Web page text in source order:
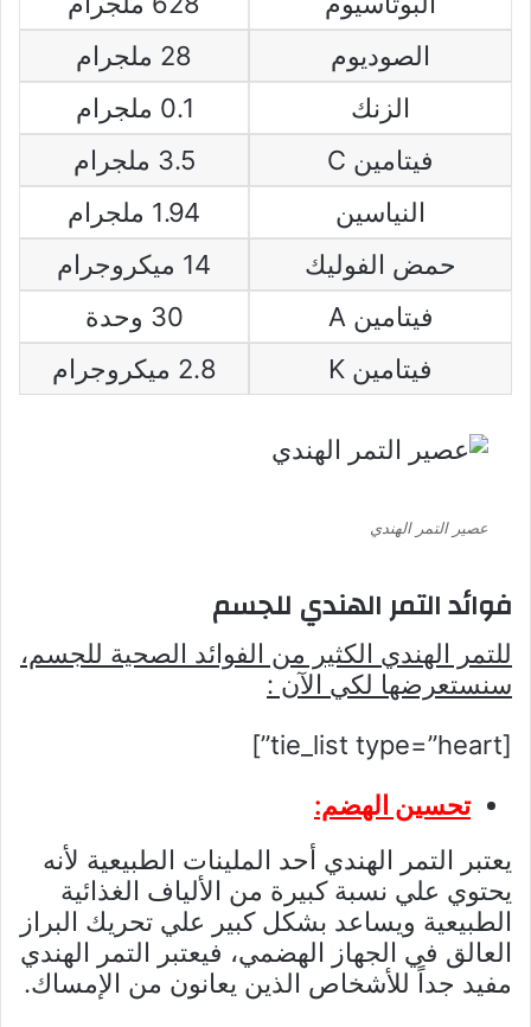
الصوديوم
28 ملجرام
الزنك
0.1 ملجرام
فيتامين C
3.5 ملجرام
النياسين
1.94 ملجرام
حمض الفوليك
14 ميكروجرام
فيتامين A
30 وحدة
فيتامين K
2.8 ميكروجرام
عصير التمر الهندي
فوائد التمر الهندي للجسم
للتمر الهندي الكثير من الفوائد الصحية للجسم،
سنستعرضها لكي الآن :
[tie_list type=”heart”]
تحسين الهضم:
يعتبر التمر الهندي أحد الملينات الطبيعية لأنه
يحتوي علي نسبة كبيرة من الألياف الغذائية
الطبيعية ويساعد بشكل كبير علي تحريك البراز
العالق في الجهاز الهضمي، فيعتبر التمر الهندي
مفيد جداً للأشخاص الذين يعانون من الإمساك.